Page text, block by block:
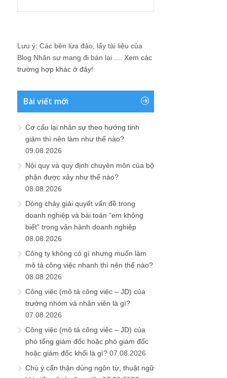
Lưu ý: Các bên lừa đảo, lấy tài liệu của
Blog Nhân sự mang đi bán lại .... Xem các
trường hợp khác ở đây!
Bài viết mới
Cơ cấu lại nhân sự theo hướng tinh
giảm thì nên làm như thế nào?
09.08.2026
Nội quy và quy định chuyên môn của bộ
phận được xây như thế nào?
08.08.2026
Dòng chảy giải quyết vấn đề trong
doanh nghiệp và bài toán “em không
biết” trong vận hành doanh nghiệp
08.08.2026
Công ty không có gì nhưng muốn làm
mô tả công việc nhanh thì nên thế nào?
08.08.2026
Công việc (mô tả công việc – JD) của
trưởng nhóm và nhân viên là gì?
07.08.2026
Công việc (mô tả công việc – JD) của
phó tổng giám đốc hoặc phó giám đốc
hoặc giám đốc khối là gì? 07.08.2026
Chú ý cẩn thận dùng ngôn từ, thuật ngữ